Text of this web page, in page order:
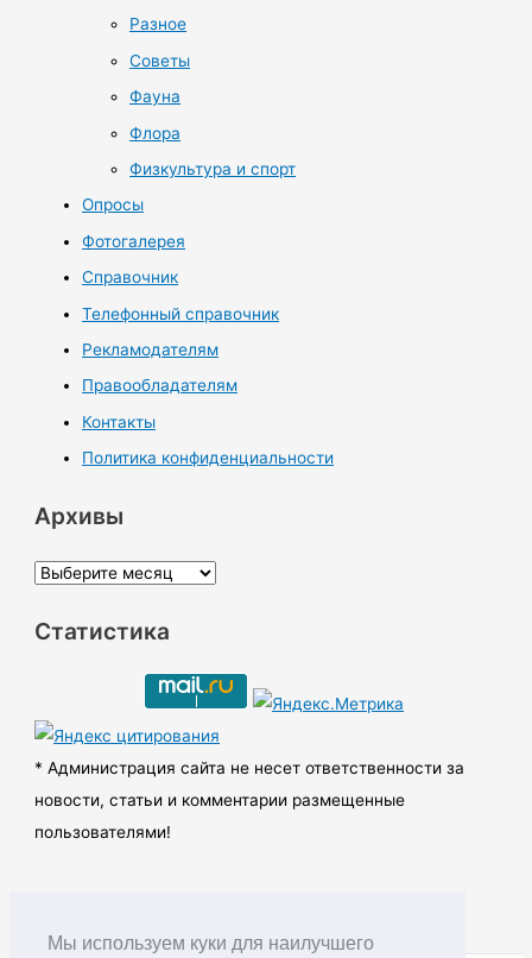
Мы используем куки для наилучшего
Разное
Советы
Фауна
Флора
Физкультура и спорт
Опросы
Фотогалерея
Справочник
Телефонный справочник
Рекламодателям
Правообладателям
Контакты
Политика конфиденциальности
Архивы
А
х
ы
Статистика
* Администрация сайта не несет ответственности за
новости, статьи и комментарии размещенные
пользователями!